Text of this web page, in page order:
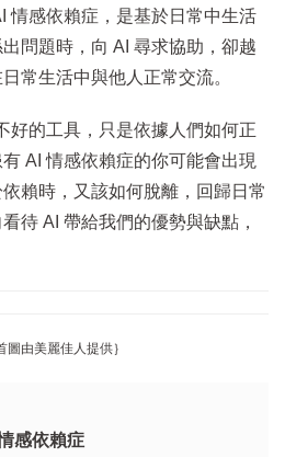
情感依賴症，是基於日常中生活
問題時，向 AI 尋求協助，卻越
常生活中與他人正常交流。
好的工具，只是依據人們如何正
AI 情感依賴症的你可能會出現
賴時，又該如何脫離，回歸日常
待 AI 帶給我們的優勢與缺點，
圖由美麗佳人提供｝
感依賴症